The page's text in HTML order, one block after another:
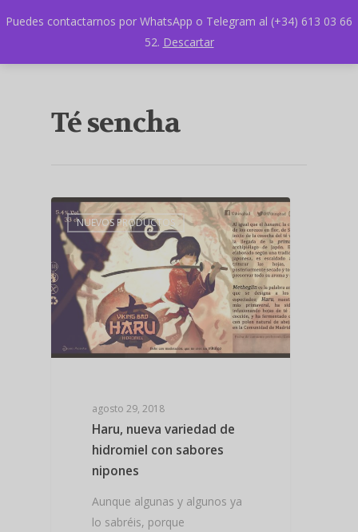
Té sencha
NUEVOS PRODUCTOS
agosto 29, 2018
Haru, nueva variedad de
hidromiel con sabores
nipones
Aunque algunas y algunos ya
lo sabréis, porque
Puedes contactarnos por WhatsApp o Telegram al (+34) 613 03 66
52. Descartar